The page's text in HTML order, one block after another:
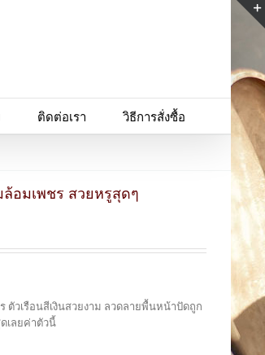
ติดต่อเรา วิธีการสั่งซื้อ
อมเพชร สวยหรูสุดๆ
วเรือนสีเงินสวยงาม ลวดลายพื้นหน้าปัดถูก
เลยค่าตัวนี้